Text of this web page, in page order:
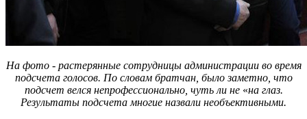
На фото - растерянные сотрудницы администрации во время
подсчета голосов. По словам братчан, было заметно, что
подсчет велся непрофессионально, чуть ли не «на глаз.
Результаты подсчета многие назвали необъективными.